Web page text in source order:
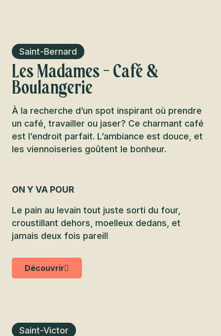
Saint-Bernard
Les Madames - Café &
Boulangerie
À la recherche d’un spot inspirant où prendre
un café, travailler ou jaser? Ce charmant café
est l’endroit parfait. L’ambiance est douce, et
les viennoiseries goûtent le bonheur.
ON Y VA POUR
Le pain au levain tout juste sorti du four,
croustillant dehors, moelleux dedans, et
jamais deux fois pareil!
Découvrir
Saint-Victor